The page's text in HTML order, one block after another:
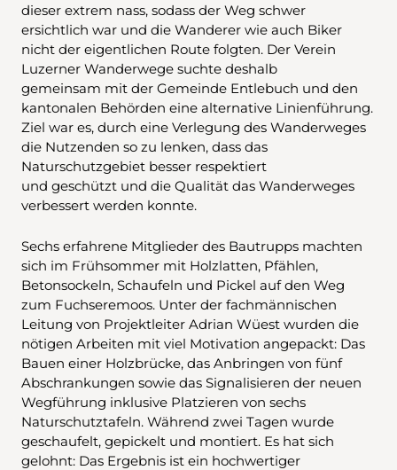
dieser extrem nass, sodass der Weg schwer
ersichtlich war und die Wanderer wie auch Biker
nicht der eigentlichen Route folgten. Der Verein
Luzerner Wanderwege suchte deshalb
gemeinsam mit der Gemeinde Entlebuch und den
kantonalen Behörden eine alternative Linienführung.
Ziel war es, durch eine Verlegung des Wanderweges
die Nutzenden so zu lenken, dass das
Naturschutzgebiet besser respektiert
und geschützt und die Qualität das Wanderweges
verbessert werden konnte.
Sechs erfahrene Mitglieder des Bautrupps machten
sich im Frühsommer mit Holzlatten, Pfählen,
Betonsockeln, Schaufeln und Pickel auf den Weg
zum Fuchseremoos. Unter der fachmännischen
Leitung von Projektleiter Adrian Wüest wurden die
nötigen Arbeiten mit viel Motivation angepackt: Das
Bauen einer Holzbrücke, das Anbringen von fünf
Abschrankungen sowie das Signalisieren der neuen
Wegführung inklusive Platzieren von sechs
Naturschutztafeln. Während zwei Tagen wurde
geschaufelt, gepickelt und montiert. Es hat sich
gelohnt: Das Ergebnis ist ein hochwertiger